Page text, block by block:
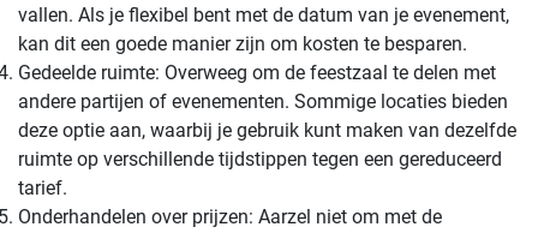
vallen. Als je flexibel bent met de datum van je evenement,
kan dit een goede manier zijn om kosten te besparen.
Gedeelde ruimte: Overweeg om de feestzaal te delen met
andere partijen of evenementen. Sommige locaties bieden
deze optie aan, waarbij je gebruik kunt maken van dezelfde
ruimte op verschillende tijdstippen tegen een gereduceerd
tarief.
Onderhandelen over prijzen: Aarzel niet om met de